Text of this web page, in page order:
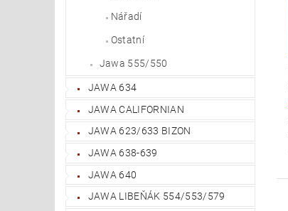
Nářadí
Ostatní
Jawa 555/550
JAWA 634
JAWA CALIFORNIAN
JAWA 623/633 BIZON
JAWA 638-639
JAWA 640
JAWA LIBEŇÁK 554/553/579